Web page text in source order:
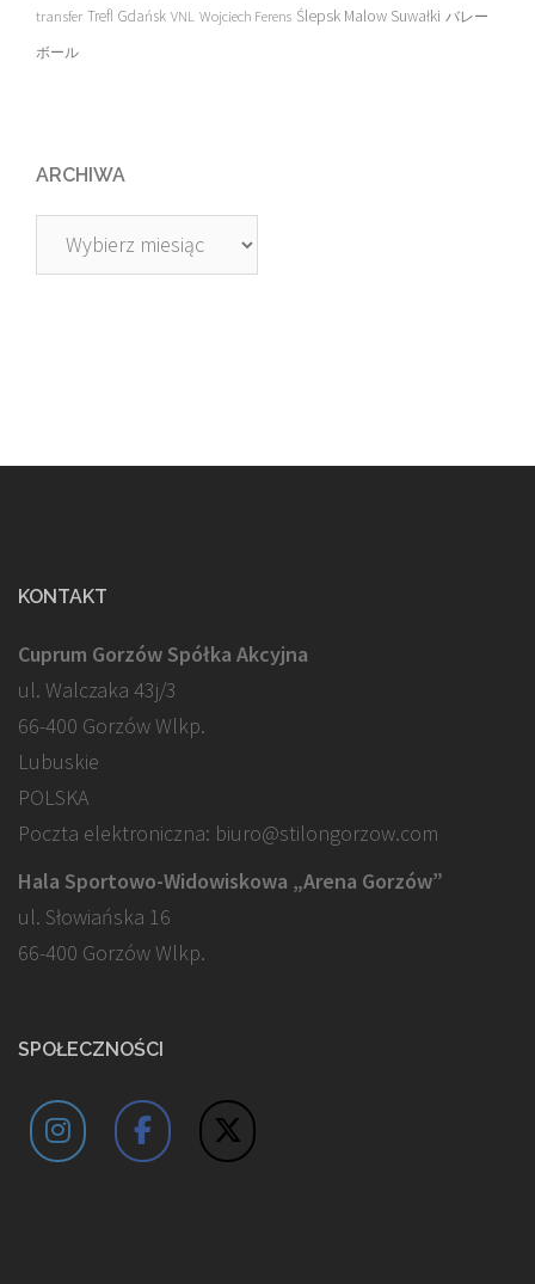
transfer Trefl Gdańsk VNL Wojciech Ferens Ślepsk Malow Suwałki バレー
ボール
ARCHIWA
Archiwa
KONTAKT
Cuprum Gorzów Spółka Akcyjna
ul. Walczaka 43j/3
66-400 Gorzów Wlkp.
Lubuskie
POLSKA
Poczta elektroniczna: biuro@stilongorzow.com
Hala Sportowo-Widowiskowa „Arena Gorzów”
ul. Słowiańska 16
66-400 Gorzów Wlkp.
SPOŁECZNOŚCI